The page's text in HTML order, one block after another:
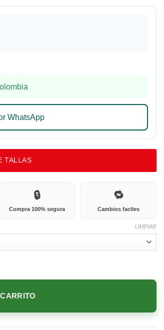
WhatsApp
TALLAS
🔒
Compra 100% segura
🔁
Cambios faciles
LIMPIAR